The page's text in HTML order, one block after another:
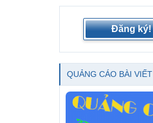
Đăng ký!
QUẢNG CÁO BÀI VIẾT